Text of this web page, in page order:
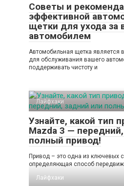
Советы и
эффективной
щетки для ухода за
автомобилем
Автомобильная щетка является
для обслуживания вашего
поддерживать чистоту и
Лайфхаки
Узнайте, какой тип
Mazda 3 —
полный привод!
Привод – это одна из ключевых
определяющая способ
Лайфхаки